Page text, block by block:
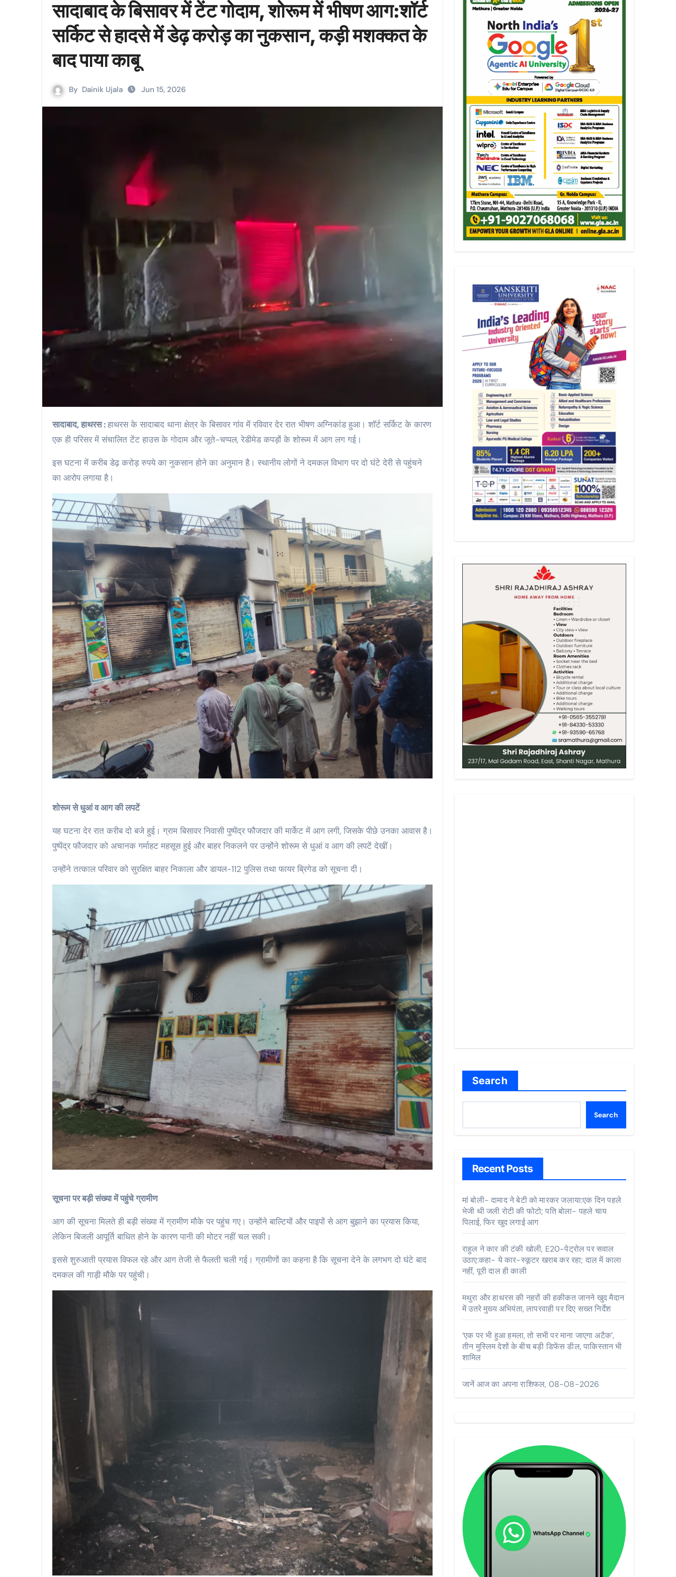
सादाबाद के बिसावर में टेंट गोदाम, शोरूम में भीषण आग:शॉर्ट
सर्किट से हादसे में डेढ़ करोड़ का नुकसान, कड़ी मशक्कत के
बाद पाया काबू
By Dainik Ujala Jun 15, 2026
सादाबाद, हाथरस :हाथरस के सादाबाद थाना क्षेत्र के बिसावर गांव में रविवार देर रात भीषण अग्निकांड हुआ। शॉर्ट सर्किट के कारण
एक ही परिसर में संचालित टेंट हाउस के गोदाम और जूते-चप्पल, रेडीमेड कपड़ों के शोरूम में आग लग गई।
इस घटना में करीब डेढ़ करोड़ रुपये का नुकसान होने का अनुमान है। स्थानीय लोगों ने दमकल विभाग पर दो घंटे देरी से पहुंचने
का आरोप लगाया है।
शोरूम से धुआं व आग की लपटें
यह घटना देर रात करीब दो बजे हुई। ग्राम बिसावर निवासी पुष्पेंद्र फौजदार की मार्केट में आग लगी, जिसके पीछे उनका आवास है।
पुष्पेंद्र फौजदार को अचानक गर्माहट महसूस हुई और बाहर निकलने पर उन्होंने शोरूम से धुआं व आग की लपटें देखीं।
उन्होंने तत्काल परिवार को सुरक्षित बाहर निकाला और डायल-112 पुलिस तथा फायर ब्रिगेड को सूचना दी।
सूचना पर बड़ी संख्या में पहुंचे ग्रामीण
आग की सूचना मिलते ही बड़ी संख्या में ग्रामीण मौके पर पहुंच गए। उन्होंने बाल्टियों और पाइपों से आग बुझाने का प्रयास किया,
लेकिन बिजली आपूर्ति बाधित होने के कारण पानी की मोटर नहीं चल सकी।
इससे शुरुआती प्रयास विफल रहे और आग तेजी से फैलती चली गई। ग्रामीणों का कहना है कि सूचना देने के लगभग दो घंटे बाद
दमकल की गाड़ी मौके पर पहुंची।
Search
Search
Recent Posts
मां बोली- दामाद ने बेटी को मारकर जलाया:एक दिन पहले
भेजी थी जली रोटी की फोटो; पति बोला- पहले चाय
पिलाई, फिर खुद लगाई आग
राहुल ने कार की टंकी खोली, E20-पेट्रोल पर सवाल
उठाए:कहा- ये कार-स्कूटर खराब कर रहा; दाल में काला
नहीं, पूरी दाल ही काली
मथुरा और हाथरस की नहरों की हकीकत जानने खुद मैदान
में उतरे मुख्य अभियंता, लापरवाही पर दिए सख्त निर्देश
‘एक पर भी हुआ हमला, तो सभी पर माना जाएगा अटैक’,
तीन मुस्लिम देशों के बीच बड़ी डिफेंस डील, पाकिस्तान भी
शामिल
जानें आज का अपना राशिफल, 08-08-2026